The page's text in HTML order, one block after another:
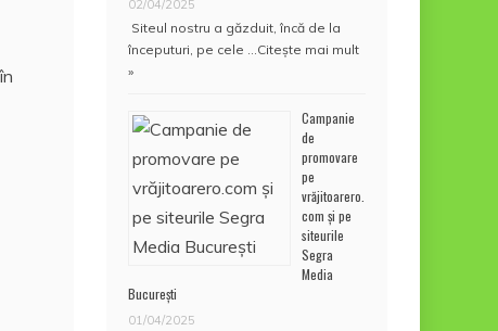
02/04/2025
Siteul nostru a găzduit, încă de la
începuturi, pe cele … Citește mai mult
»
Campanie
de
promovare
pe
vrăjitoarero.
com și pe
siteurile
Segra
Media
București
01/04/2025